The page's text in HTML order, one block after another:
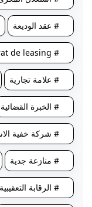
# عقد الوديعة
# contrat de leasing
# علامة تجارية
# الخبرة القضائية
# شركة خفية
# منازعة جدية
# الرقابة التعقيبية